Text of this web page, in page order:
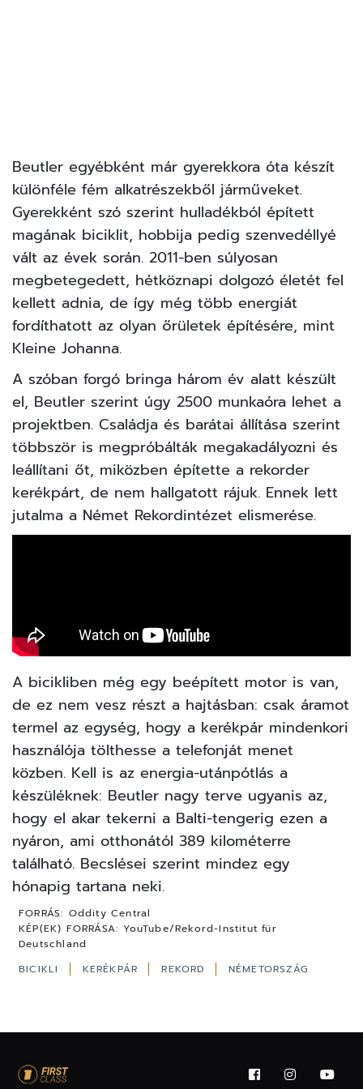
Beutler egyébként már gyerekkora óta készít
különféle fém alkatrészekből járműveket.
Gyerekként szó szerint hulladékból épített
magának biciklit, hobbija pedig szenvedéllyé
vált az évek során. 2011-ben súlyosan
megbetegedett, hétköznapi dolgozó életét fel
kellett adnia, de így még több energiát
fordíthatott az olyan őrületek építésére, mint
Kleine Johanna.
A szóban forgó bringa három év alatt készült
el, Beutler szerint úgy 2500 munkaóra lehet a
projektben. Családja és barátai állítása szerint
többször is megpróbálták megakadályozni és
leállítani őt, miközben építette a rekorder
kerékpárt, de nem hallgatott rájuk. Ennek lett
jutalma a Német Rekordintézet elismerése.
A bicikliben még egy beépített motor is van,
de ez nem vesz részt a hajtásban: csak áramot
termel az egység, hogy a kerékpár mindenkori
használója tölthesse a telefonját menet
közben. Kell is az energia-utánpótlás a
készüléknek: Beutler nagy terve ugyanis az,
hogy el akar tekerni a Balti-tengerig ezen a
nyáron, ami otthonától 389 kilométerre
található. Becslései szerint mindez egy
hónapig tartana neki.
FORRÁS: Oddity Central
KÉP(EK) FORRÁSA: YouTube/Rekord-Institut für
Deutschland
BICIKLI
KERÉKPÁR REKORD NÉMETORSZÁG